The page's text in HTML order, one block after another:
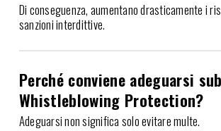
Di conseguenza, aumentano drasticamente i
sanzioni interdittive.
Perché conviene adeguarsi
Whistleblowing Protection?
Adeguarsi non significa solo evitare multe.